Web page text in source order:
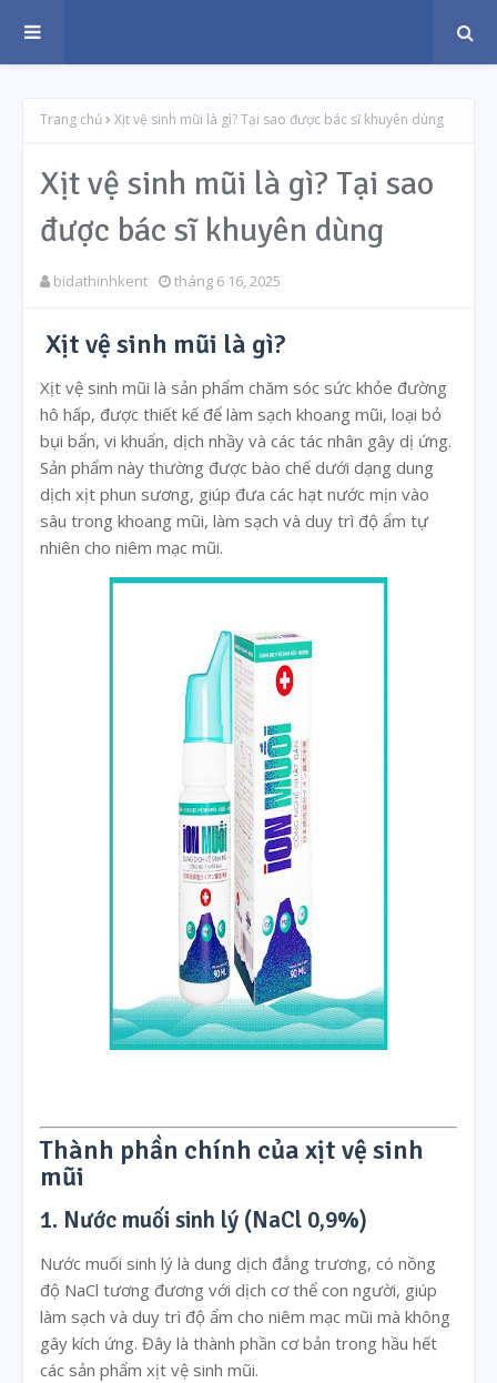
Trang chủ Xịt vệ sinh mũi là gì? Tại sao được bác sĩ khuyên dùng
Xịt vệ sinh mũi là gì? Tại sao
được bác sĩ khuyên dùng
bidathinhkent tháng 6 16, 2025
Xịt vệ sinh mũi là gì?
Xịt vệ sinh mũi là sản phẩm chăm sóc sức khỏe đường
hô hấp, được thiết kế để làm sạch khoang mũi, loại bỏ
bụi bẩn, vi khuẩn, dịch nhầy và các tác nhân gây dị ứng.
Sản phẩm này thường được bào chế dưới dạng dung
dịch xịt phun sương, giúp đưa các hạt nước mịn vào
sâu trong khoang mũi, làm sạch và duy trì độ ẩm tự
nhiên cho niêm mạc mũi.
Thành phần chính của xịt vệ sinh
mũi
1. Nước muối sinh lý (NaCl 0,9%)
Nước muối sinh lý là dung dịch đẳng trương, có nồng
độ NaCl tương đương với dịch cơ thể con người, giúp
làm sạch và duy trì độ ẩm cho niêm mạc mũi mà không
gây kích ứng. Đây là thành phần cơ bản trong hầu hết
các sản phẩm xịt vệ sinh mũi.